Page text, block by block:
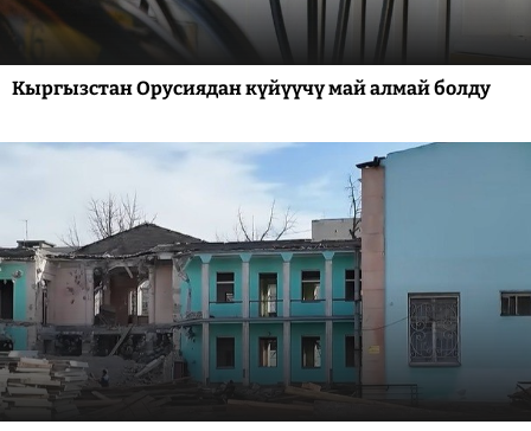
Кыргызстан Орусиядан күйүүчү май алмай болду